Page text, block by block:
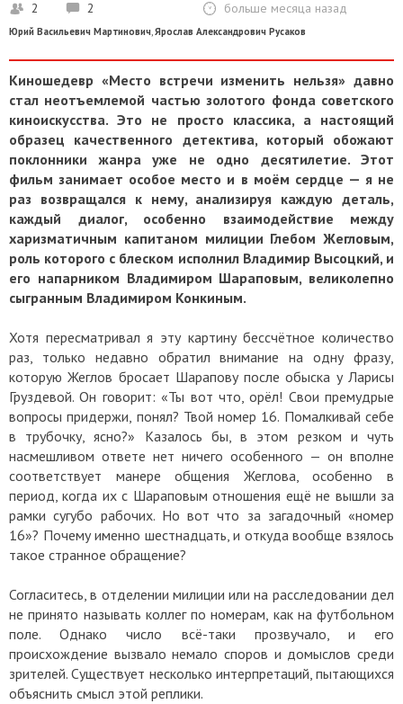
2 2 больше месяца назад
Юрий Васильевич Мартинович,Ярослав Александрович Русаков
Киношедевр «Место встречи изменить нельзя» давно
стал неотъемлемой частью золотого фонда советского
киноискусства. Это не просто классика, а настоящий
образец качественного детектива, который обожают
поклонники жанра уже не одно десятилетие. Этот
фильм занимает особое место и в моём сердце — я не
раз возвращался к нему, анализируя каждую деталь,
каждый диалог, особенно взаимодействие между
харизматичным капитаном милиции Глебом Жегловым,
роль которого с блеском исполнил Владимир Высоцкий, и
его напарником Владимиром Шараповым, великолепно
сыгранным Владимиром Конкиным.
Хотя пересматривал я эту картину бессчётное количество
раз, только недавно обратил внимание на одну фразу,
которую Жеглов бросает Шарапову после обыска у Ларисы
Груздевой. Он говорит: «Ты вот что, орёл! Свои премудрые
вопросы придержи, понял? Твой номер 16. Помалкивай себе
в трубочку, ясно?» Казалось бы, в этом резком и чуть
насмешливом ответе нет ничего особенного — он вполне
соответствует манере общения Жеглова, особенно в
период, когда их с Шараповым отношения ещё не вышли за
рамки сугубо рабочих. Но вот что за загадочный «номер
16»? Почему именно шестнадцать, и откуда вообще взялось
такое странное обращение?
Согласитесь, в отделении милиции или на расследовании дел
не принято называть коллег по номерам, как на футбольном
поле. Однако число всё-таки прозвучало, и его
происхождение вызвало немало споров и домыслов среди
зрителей. Существует несколько интерпретаций, пытающихся
объяснить смысл этой реплики.